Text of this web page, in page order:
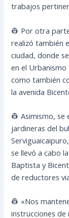
trabajos
👷 Por otra
realizó también
ciudad, donde
en el
como también
la avenida
👷 Asimismo,
jardineras del
se llevó a cabo
Baptista y
de reductores
👷 «Nos
instrucciones